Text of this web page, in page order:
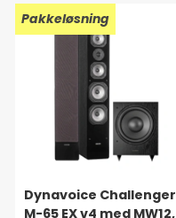
Pakkeløsning
Dynavoice Challenger
M-65 EX v4 med MW12,